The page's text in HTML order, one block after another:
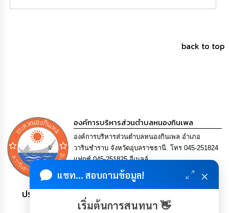
back to top
องค์การบริหารส่วนตำบลหนองกินเพล
องค์การบริหารส่วนตำบลหนองกินเพล อำเภอ
วารินชำราบ จังหวัดอุบลราชธานี. โทร 045-251824
แฟกซ์ 045-251825 อีเมลล์
saraban@nongkinphen.go.th
ประชาชน มีภูมิคุ้มกัน พึ่งพาตนเอง พอเพียง เป็นสุข
แชท... สอบถามข้อมูล! ×
เริ่มต้นการสนทนา 👋